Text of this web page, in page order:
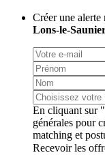
Créer une alerte
Lons-le-
En cliquant sur
générales pour
matching et
Recevoir les